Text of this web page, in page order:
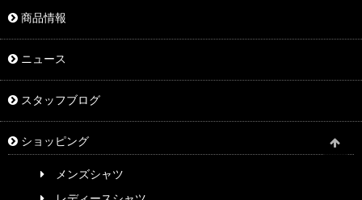
商品情報
ニュース
スタッフブログ
ショッピング
メンズシャツ